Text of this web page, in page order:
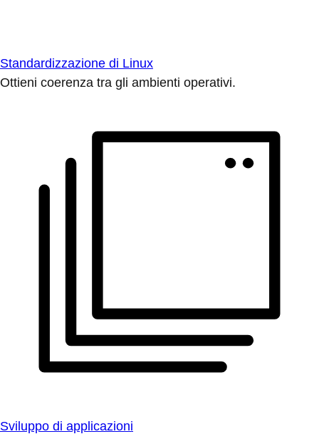
Standardizzazione di Linux
Ottieni coerenza tra gli ambienti operativi.
Sviluppo di applicazioni